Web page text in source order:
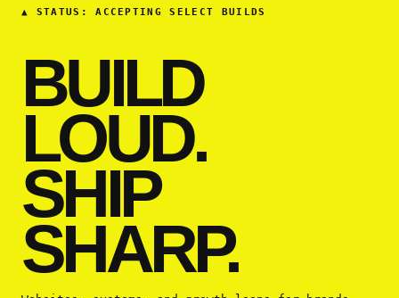
▲ STATUS: ACCEPTING SELECT BUILDS
BUILD
LOUD.
SHIP
SHARP.